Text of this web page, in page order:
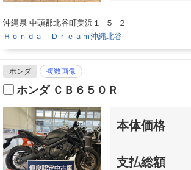
沖縄県 中頭郡北谷町美浜１−５−２
Ｈｏｎｄａ Ｄｒｅａｍ沖縄北谷
ホンダ 複数画像
ホンダ ＣＢ６５０Ｒ
本体価格
支払総額